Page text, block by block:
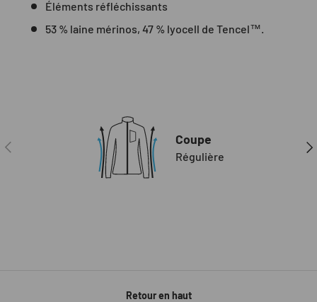
Éléments réfléchissants
53 % laine mérinos, 47 % lyocell de Tencel™.
PRÉCÉDENT Coupe
Régulière
Retour en haut